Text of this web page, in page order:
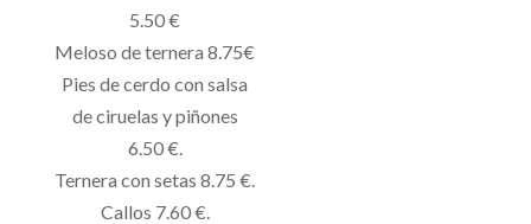
5.50 €
Meloso de ternera 8.75€
Pies de cerdo con salsa
de ciruelas y piñones
6.50 €.
Ternera con setas 8.75 €.
Callos 7.60 €.